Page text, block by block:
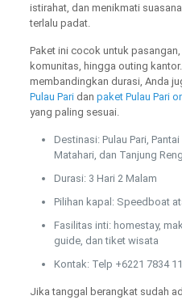
istirahat, dan menikmati
terlalu padat.
Paket ini cocok untuk
komunitas, hingga outing
membandingkan durasi, Anda
Pulau Paridan paket Pulau Pari
yang paling sesuai.
Destinasi: Pulau Pari,
Matahari, dan Tanjung
Durasi: 3 Hari 2 Malam
Pilihan kapal: Speedboat
Fasilitas inti: homestay,
guide, dan tiket wisata
Kontak: Telp +6221 7834
Jika tanggal berangkat sudah